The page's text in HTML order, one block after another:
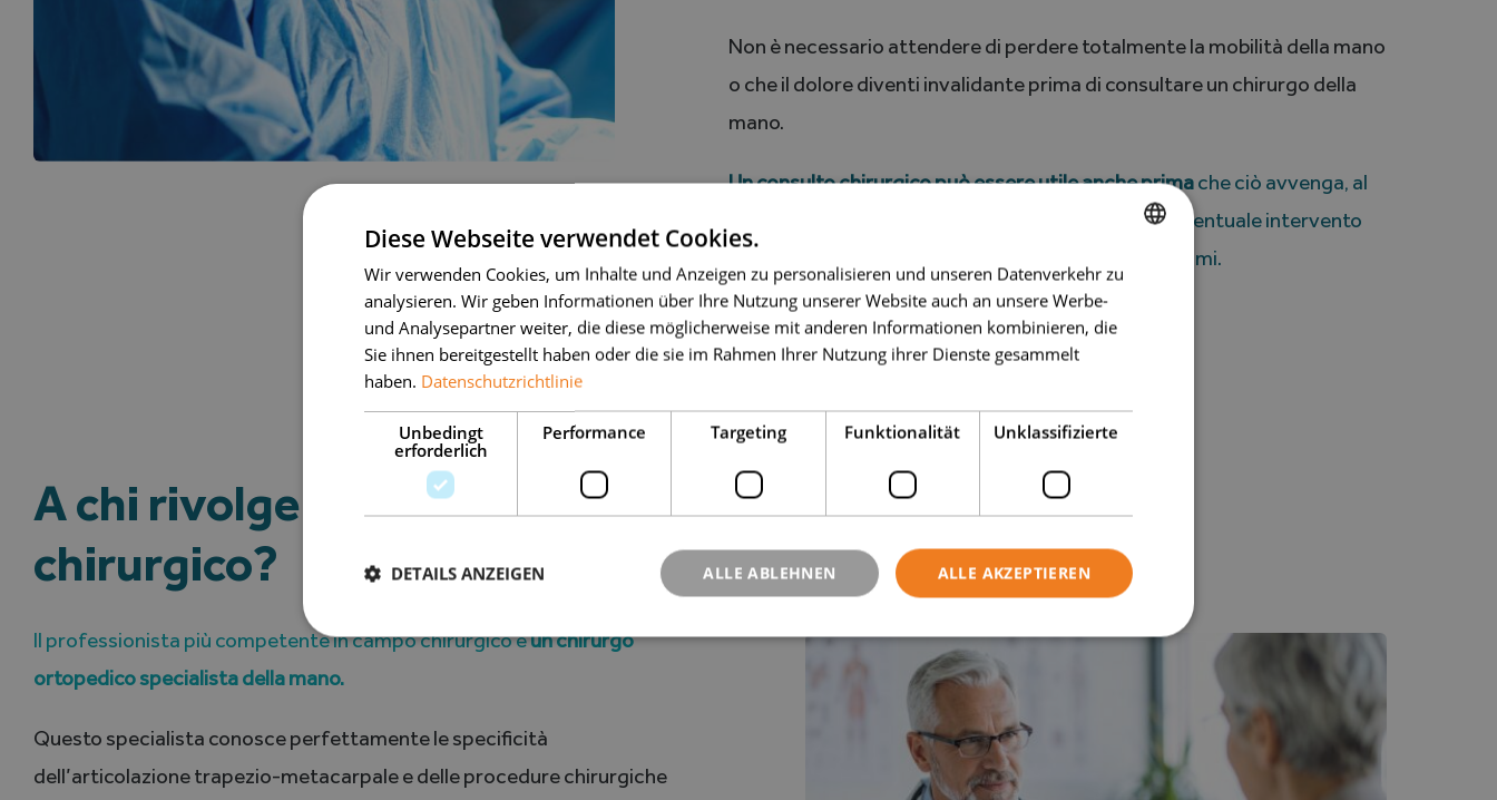
Non è necessario attendere di perdere totalmente la mobilità della mano
o che il dolore diventi invalidante prima di consultare un chirurgo della
mano.
Un consulto chirurgico può essere utile anche primache ciò avvenga, al
fine di valutare le opzioni possibili e pianificare un eventuale intervento
volto a evitare il peggioramento eccessivo dei sintomi.
A chi rivolgersi per un parere
chirurgico?
Il professionista più competente in campo chirurgico èun chirurgo
ortopedico specialista della mano.
Questo specialista conosce perfettamente le specificità
dell’articolazione trapezio-metacarpale e delle procedure chirurgiche
GERMAN
FRENCH
Diese Webseite verwendet Cookies.
Wir verwenden Cookies, um Inhalte und Anzeigen zu personalisieren und unseren Datenverkehr zu
analysieren. Wir geben Informationen über Ihre Nutzung unserer Website auch an unsere Werbe-
und Analysepartner weiter, die diese möglicherweise mit anderen Informationen kombinieren, die
Sie ihnen bereitgestellt haben oder die sie im Rahmen Ihrer Nutzung ihrer Dienste gesammelt
haben. Datenschutzrichtlinie
Unbedingt
erforderlich
Performance Targeting Funktionalität Unklassifizierte
ALLE AKZEPTIEREN
ALLE ABLEHNEN
DETAILS ANZEIGEN